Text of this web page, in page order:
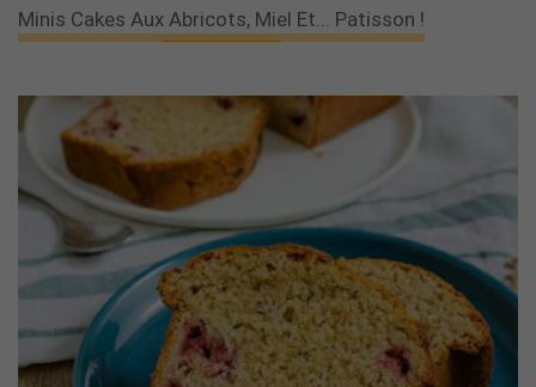
Minis Cakes Aux Abricots, Miel Et... Patisson !